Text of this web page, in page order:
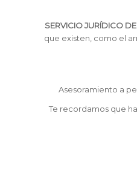
SERVICIO JURÍDICO
que existen, como el
Asesoramiento a
Te recordamos que